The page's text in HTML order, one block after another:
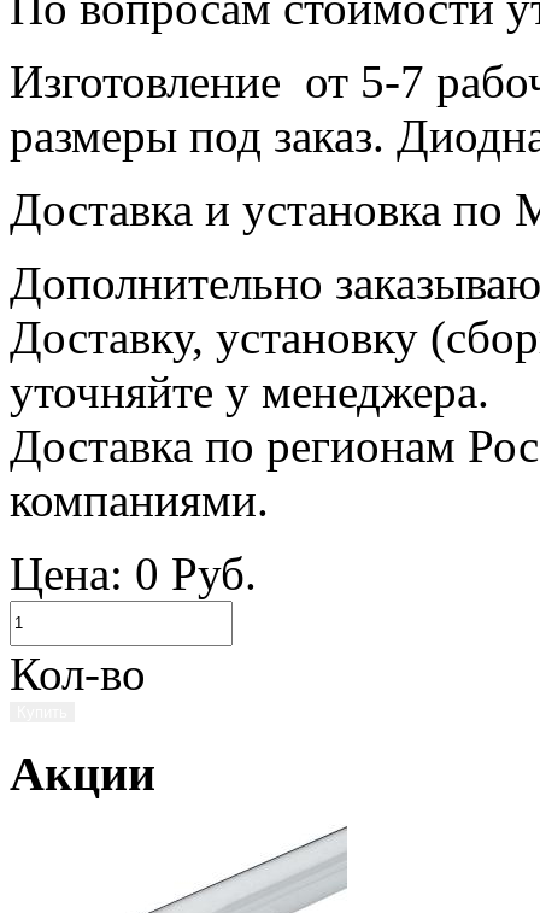
Изготовление от 5-7
размеры под заказ.
Доставка и установка по
Дополнительно
Доставку, установку
уточняйте у менеджера.
Доставка по регионам
компаниями.
Цена: 0 Руб.
Кол-во
Акции